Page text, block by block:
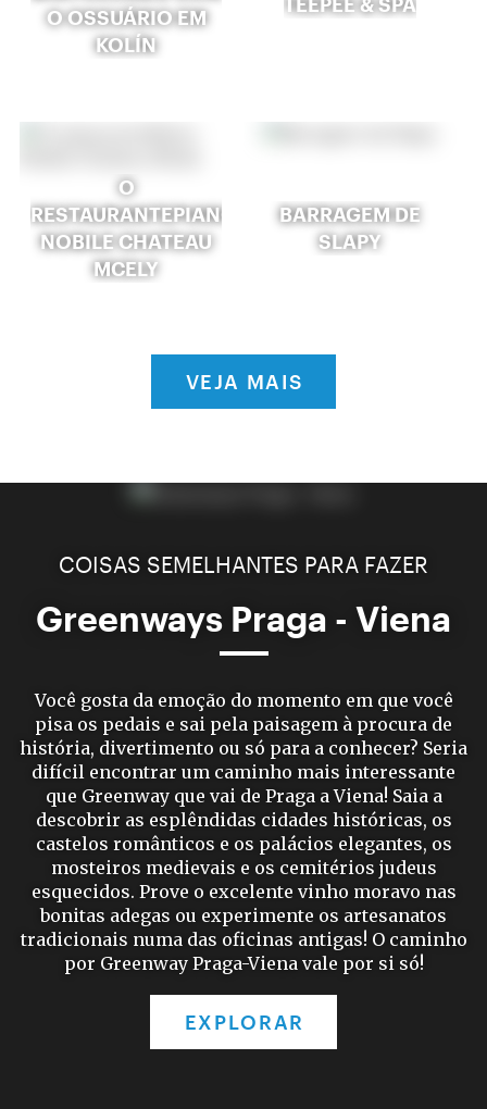
O OSSUÁRIO EM
KOLÍN
O
RESTAURANTEPIANO
NOBILE CHATEAU
MCELY
BARRAGEM DE
SLAPY
VEJA MAIS
COISAS SEMELHANTES PARA FAZER
Greenways Praga - Viena
Você gosta da emoção do momento em que você
pisa os pedais e sai pela paisagem à procura de
história, divertimento ou só para a conhecer? Seria
difícil encontrar um caminho mais interessante
que Greenway que vai de Praga a Viena! Saia a
descobrir as esplêndidas cidades históricas, os
castelos românticos e os palácios elegantes, os
mosteiros medievais e os cemitérios judeus
esquecidos. Prove o excelente vinho moravo nas
bonitas adegas ou experimente os artesanatos
tradicionais numa das oficinas antigas! O caminho
por Greenway Praga-Viena vale por si só!
EXPLORAR